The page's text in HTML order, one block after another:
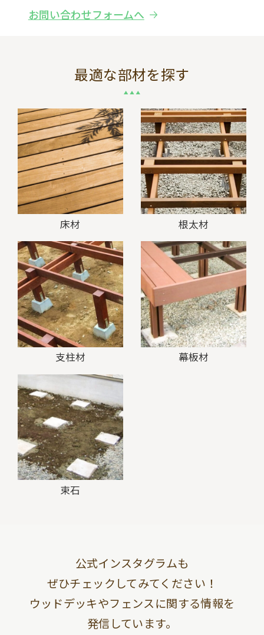
お問い合わせフォームへ
最適な部材を探す
床材 根太材
支柱材 幕板材
束石
公式インスタグラムも
ぜひチェックしてみてください！
ウッドデッキやフェンスに関する情報を
発信しています。